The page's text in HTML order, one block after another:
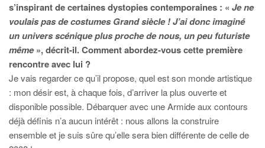
s’inspirant de certaines dystopies contemporaines : « Je ne
voulais pas de costumes Grand siècle ! J’ai donc imaginé
un univers scénique plus proche de nous, un peu futuriste
même», décrit-il. Comment abordez-vous cette première
rencontre avec lui ?
Je vais regarder ce qu’il propose, quel est son monde artistique
: mon désir est, à chaque fois, d’arriver la plus ouverte et
disponible possible. Débarquer avec une Armide aux contours
déjà définis n’a aucun intérêt : nous allons la construire
ensemble et je suis sûre qu’elle sera bien différente de celle de